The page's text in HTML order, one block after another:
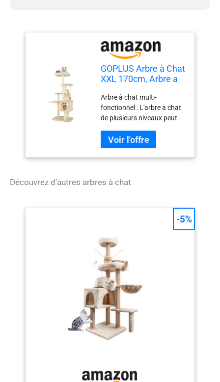
stable est fiable. Les 6
tampons antidérapants
empêchent les oscillations
et protègent le sol des
GOPLUS Arbre à Chat
XXL 170cm, Arbre a
Poteaux en Sisal,
Perchoir Moelleux,
Condo, Plateformes
de Saut, Corde
d'amusement pour
Plusieurs Chats
Arbre à chat multi-
fonctionnel : L'arbre a chat
de plusieurs niveaux peut
saut des chats. De plus, il
est conçu avec un perchoir
supérieur pour
caché pour dormir et une
divertissement.
planches multi-couches en
bois massif, le centre
d'activités pour chat est
d'une excellente robustesse
et offre un solide support
aux chats. Les panneaux
verticaux de la maison pour
chat sont en bois de pin
naturel, durable pour une
utilisation à long terme.
niveau est équipé de
Découvrez d’autres arbres à chat
-5%